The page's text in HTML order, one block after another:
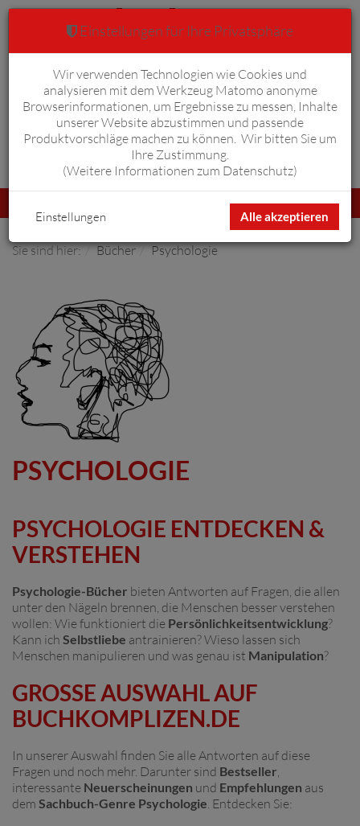
Anmelden Warenkorb 0
umschalten
Sie sind hier: Bücher Psychologie
PSYCHOLOGIE
PSYCHOLOGIE ENTDECKEN &
VERSTEHEN
Psychologie-Bücher bieten Antworten auf Fragen, die allen
unter den Nägeln brennen, die Menschen besser verstehen
wollen: Wie funktioniert die Persönlichkeitsentwicklung?
Kann ich Selbstliebe antrainieren? Wieso lassen sich
Menschen manipulieren und was genau ist Manipulation?
GROSSE AUSWAHL AUF B
UCHKOMPLIZEN.DE
In unserer Auswahl finden Sie alle Antworten auf diese
Fragen und noch mehr. Darunter sind Bestseller
interessante Neuerscheinungen und Empfehlungen aus
dem Sachbuch-Genre Psychologie . Entdecken Sie:
Einstellungen für Ihre Privatsphäre
Wir verwenden Technologien wie Cookies und
analysieren mit dem Werkzeug Matomo anonyme
Browserinformationen, um Ergebnisse zu messen, Inhalte
unserer Website abzustimmen und passende
Produktvorschläge machen zu können. Wir bitten Sie um
Ihre Zustimmung.
(Weitere Informationen zum Datenschutz)
Alle akzeptieren
Einstellungen